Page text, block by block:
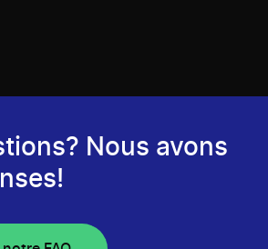
Nous avons